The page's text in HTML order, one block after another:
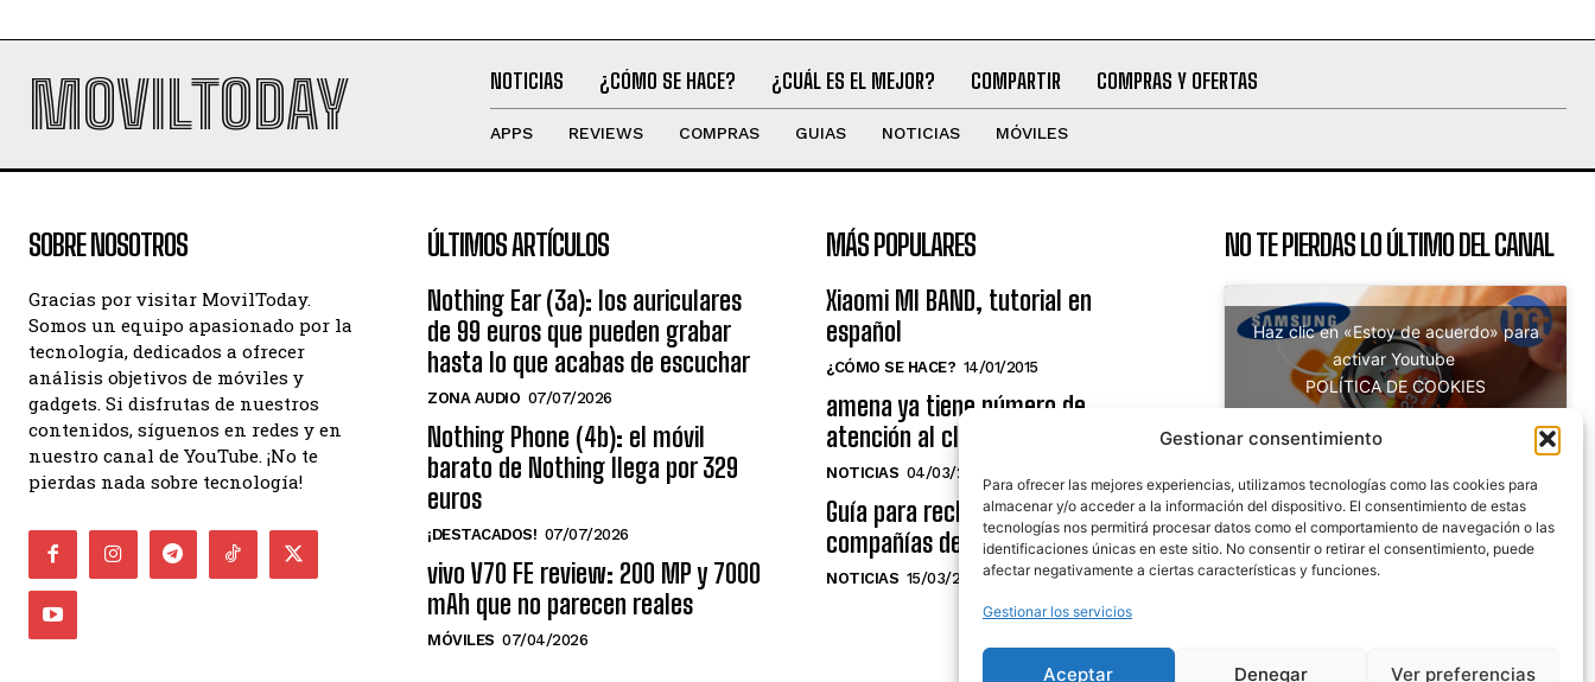
Gestionar consentimiento
Para ofrecer las mejores experiencias, utilizamos tecnologías como las cookies para
almacenar y/o acceder a la información del dispositivo. El consentimiento de estas
tecnologías nos permitirá procesar datos como el comportamiento de navegación o las
identificaciones únicas en este sitio. No consentir o retirar el consentimiento, puede
afectar negativamente a ciertas características y funciones.
Gestionar los servicios
Aceptar Denegar Ver preferencias
MOVILTODAY NOTICIAS ¿CÓMO SE HACE? ¿CUÁL ES EL MEJOR? COMPARTIR COMPRAS Y OFERTAS
APPS REVIEWS COMPRAS GUIAS NOTICIAS MÓVILES
SOBRE NOSOTROS
Gracias por visitar MovilToday.
Somos un equipo apasionado por la
tecnología, dedicados a ofrecer
análisis objetivos de móviles y
gadgets. Si disfrutas de nuestros
contenidos, síguenos en redes y en
nuestro canal de YouTube. ¡No te
pierdas nada sobre tecnología!
ÚLTIMOS ARTÍCULOS
Nothing Ear (3a): los auriculares
de 99 euros que pueden grabar
hasta lo que acabas de escuchar
ZONA AUDIO 07/07/2026
Nothing Phone (4b): el móvil
barato de Nothing llega por 329
euros
¡DESTACADOS! 07/07/2026
vivo V70 FE review: 200 MP y 7000
mAh que no parecen reales
MÓVILES 07/04/2026
MÁS POPULARES
Xiaomi MI BAND, tutorial en
español
¿CÓMO SE HACE? 14/01/2015
amena ya tiene número de
atención al cliente gratuito
NOTICIAS 04/03/2014
Guía para reclamar a las
compañías de telecomunicaciones
NOTICIAS 15/03/2009
NO TE PIERDAS LO ÚLTIMO DEL CANAL
Haz clic en «Estoy de acuerdo» para
activar Youtube
POLÍTICA DE COOKIES
Estoy de acuerdo